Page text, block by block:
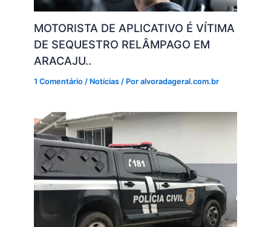
MOTORISTA DE APLICATIVO É VÍTIMA
DE SEQUESTRO RELÂMPAGO EM
ARACAJU..
1 Comentário / Notícias / Poralvoradageral.com.br